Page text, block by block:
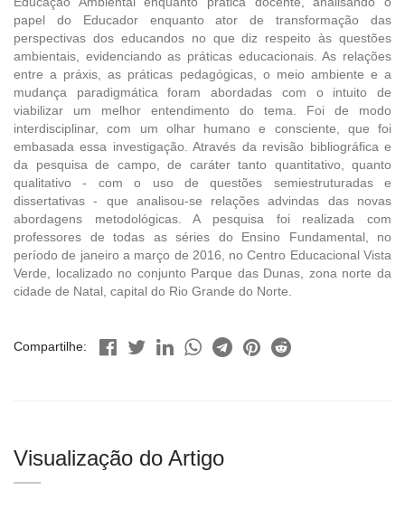
papel do Educador enquanto ator de transformação das
perspectivas dos educandos no que diz respeito às questões
ambientais, evidenciando as práticas educacionais. As relações
entre a práxis, as práticas pedagógicas, o meio ambiente e a
mudança paradigmática foram abordadas com o intuito de
viabilizar um melhor entendimento do tema. Foi de modo
interdisciplinar, com um olhar humano e consciente, que foi
embasada essa investigação. Através da revisão bibliográfica e
da pesquisa de campo, de caráter tanto quantitativo, quanto
qualitativo - com o uso de questões semiestruturadas e
dissertativas - que analisou-se relações advindas das novas
abordagens metodológicas. A pesquisa foi realizada com
professores de todas as séries do Ensino Fundamental, no
período de janeiro a março de 2016, no Centro Educacional Vista
Verde, localizado no conjunto Parque das Dunas, zona norte da
cidade de Natal, capital do Rio Grande do Norte.
Compartilhe:
Visualização do Artigo